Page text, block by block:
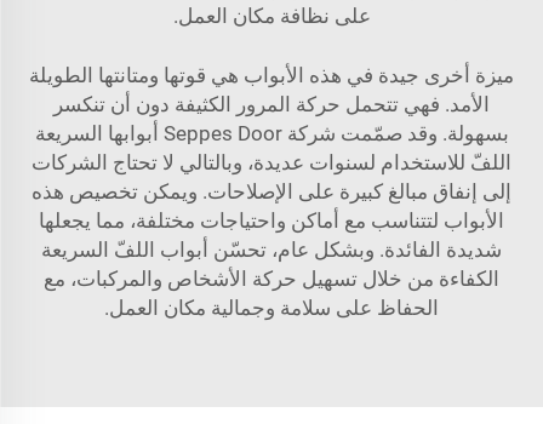
على نظافة مكان العمل.
ميزة أخرى جيدة في هذه الأبواب هي قوتها ومتانتها الطويلة
الأمد. فهي تتحمل حركة المرور الكثيفة دون أن تنكسر
بسهولة. وقد صمّمت شركة Seppes Door أبوابها السريعة
اللفّ للاستخدام لسنوات عديدة، وبالتالي لا تحتاج الشركات
إلى إنفاق مبالغ كبيرة على الإصلاحات. ويمكن تخصيص هذه
الأبواب لتتناسب مع أماكن واحتياجات مختلفة، مما يجعلها
شديدة الفائدة. وبشكل عام، تحسّن أبواب اللفّ السريعة
الكفاءة من خلال تسهيل حركة الأشخاص والمركبات، مع
الحفاظ على سلامة وجمالية مكان العمل.